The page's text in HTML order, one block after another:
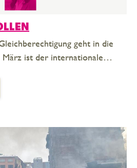
geht in die
März ist der internationale…